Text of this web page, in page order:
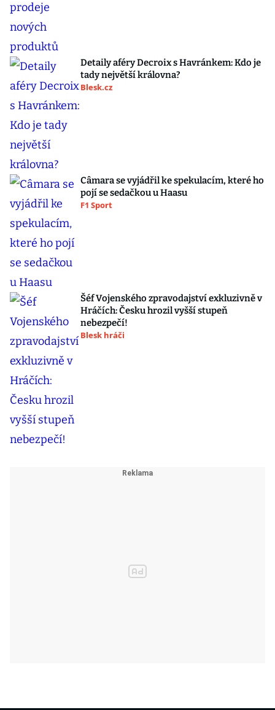
Detaily aféry Decroix s Havránkem: Kdo je
tady největší královna?
Blesk.cz
Câmara se vyjádřil ke spekulacím, které ho
pojí se sedačkou u Haasu
F1 Sport
Šéf Vojenského zpravodajství exkluzivně v
Hráčích: Česku hrozil vyšší stupeň
nebezpečí!
Blesk hráči